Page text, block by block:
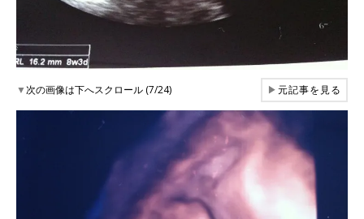
▼次の画像は下へスクロール (7/24) ▶元記事を見る